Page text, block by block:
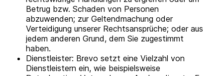
Betrug bzw. Schaden von Personen
abzuwenden; zur Geltendmachung oder
Verteidigung unserer Rechtsansprüche; oder aus
jedem anderen Grund, dem Sie zugestimmt
haben.
Dienstleister: Brevo setzt eine Vielzahl von
Dienstleistern ein, wie beispielsweise